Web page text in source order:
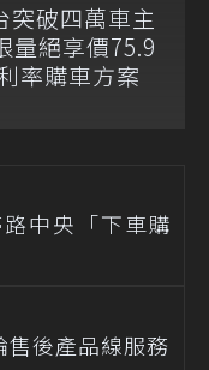
突破四萬車主
量絕享價75.9
率購車方案
中央「下車購
後產品線服務